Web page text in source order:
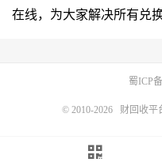
在线，为大家解决所有兑换
蜀ICP
© 2010-2026 财回收平